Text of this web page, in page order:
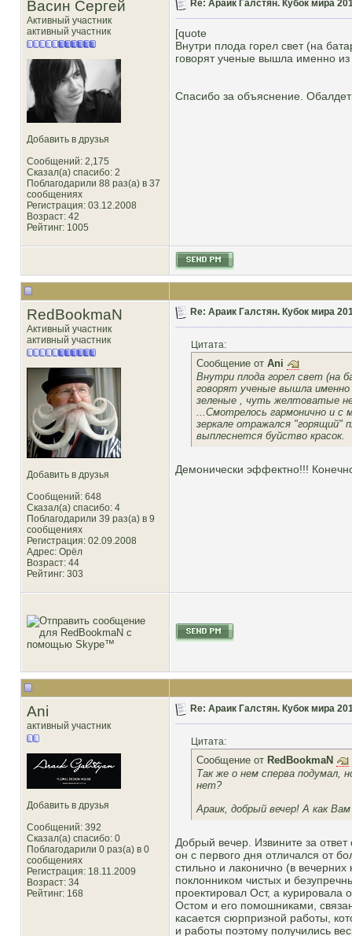
Васин Сергей
Активный участник
активный участник
Добавить в друзья
Сообщений: 2,175
Сказал(а) спасибо: 2
Поблагодарили 88 раз(а) в 37
сообщениях
Регистрация: 03.12.2008
Возраст: 42
Рейтинг: 1005
Re: Араик Галстян. Кубок мира
[quote
Внутри плода горел свет (на
говорят ученые вышла именно
Спасибо за объяснение.
RedBookmaN
Активный участник
активный участник
Добавить в друзья
Сообщений: 648
Сказал(а) спасибо: 4
Поблагодарили 39 раз(а) в 9
сообщениях
Регистрация: 02.09.2008
Адрес: Орёл
Возраст: 44
Рейтинг: 303
Re: Араик Галстян. Кубок мира
Цитата:
Сообщение от Ani
Внутри плода горел свет (на
говорят ученые вышла именно
зеленые , чуть желтоватые
...Смотрелось гармонично и
зеркале отражался "горящий"
выплеснется буйство красок.
Демонически эффектно!!!
Ani
активный участник
Добавить в друзья
Сообщений: 392
Сказал(а) спасибо: 0
Поблагодарили 0 раз(а) в 0
сообщениях
Регистрация: 18.11.2009
Возраст: 34
Рейтинг: 168
Re: Араик Галстян. Кубок мира
Цитата:
Сообщение от RedBookmaN
Так же о нем сперва подумал,
нет?
Араик, добрый вечер! А как
Добрый вечер. Извините за
он с первого дня отличался от
стильно и лаконично (в
поклонником чистых и
проектировал Ост, а
Остом и его помошниками,
касается сюрпризной работы,
и работы поэтому получились